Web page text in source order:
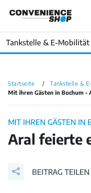
Tankstelle & E-Mobilität
Startseite
Tankstelle &
Mit ihren Gästen in Bochum -
MIT IHREN GÄSTEN IN
Aral feierte
BEITRAG TEILEN